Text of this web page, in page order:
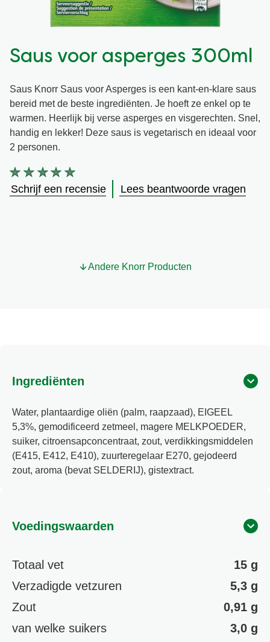
Vegetarisch
Ingrediënten
Groentewraps
Gelegenheden
Kruiding
Groentewraps
Kant en Klaar
Snackpots
Saus voor asperges 300ml
Saus Knorr Saus voor Asperges is een kant-en-klare saus
bereid met de beste ingrediënten. Je hoeft ze enkel op te
warmen. Heerlijk bij verse asperges en visgerechten. Snel,
handig en lekker! Deze saus is vegetarisch en ideaal voor
2 personen.
Geen
ingediend
Schrijf een recensie Lees beantwoorde vragen
Andere Knorr Producten
Ingrediënten
Water, plantaardige oliën (palm, raapzaad), EIGEEL
5,3%, gemodificeerd zetmeel, magere MELKPOEDER,
suiker, citroensapconcentraat, zout, verdikkingsmiddelen
(E415, E412, E410), zuurteregelaar E270, gejodeerd
zout, aroma (bevat SELDERIJ), gistextract.
Voedingswaarden
Totaal vet
15 g
Verzadigde vetzuren
5,3 g
Zout
0,91 g
van welke suikers
3,0 g